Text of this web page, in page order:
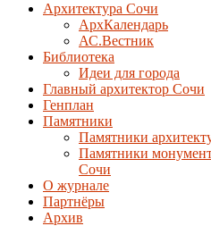
Архитектура Сочи
АрхКалендарь
АС.Вестник
Библиотека
Идеи для города
Главный архитектор Сочи
Генплан
Памятники
Памятники
Памятники
Сочи
О журнале
Партнёры
Архив